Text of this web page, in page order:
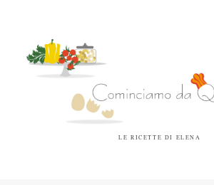
LE RICETTE DI ELENA